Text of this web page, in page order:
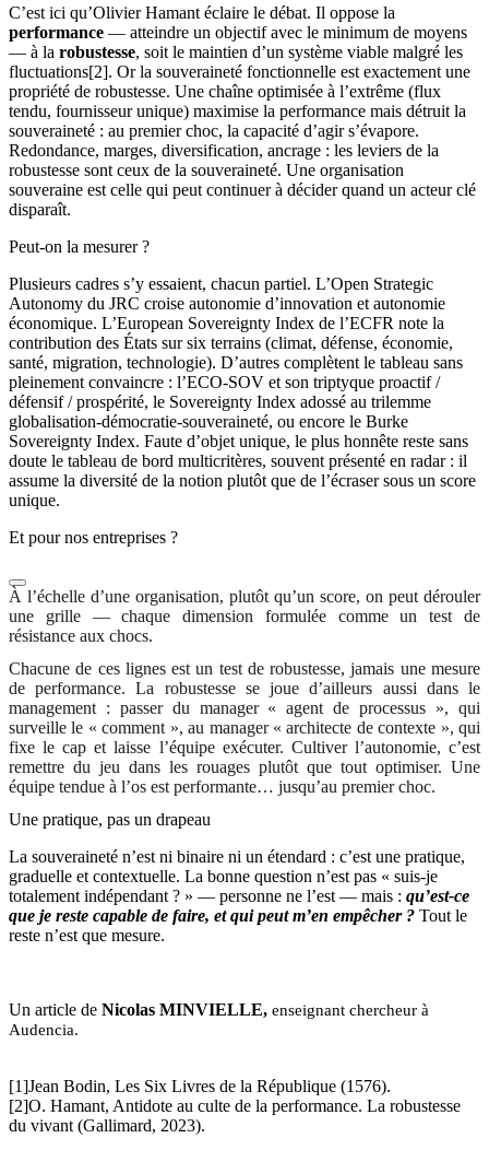
C’est ici qu’Olivier Hamant éclaire le débat. Il oppose la
performance — atteindre un objectif avec le minimum de moyens
— à la robustesse, soit le maintien d’un système viable malgré les
fluctuations[2]. Or la souveraineté fonctionnelle est exactement une
propriété de robustesse. Une chaîne optimisée à l’extrême (flux
tendu, fournisseur unique) maximise la performance mais détruit la
souveraineté : au premier choc, la capacité d’agir s’évapore.
Redondance, marges, diversification, ancrage : les leviers de la
robustesse sont ceux de la souveraineté. Une organisation
souveraine est celle qui peut continuer à décider quand un acteur clé
disparaît.
Peut-on la mesurer ?
Plusieurs cadres s’y essaient, chacun partiel. L’Open Strategic
Autonomy du JRC croise autonomie d’innovation et autonomie
économique. L’European Sovereignty Index de l’ECFR note la
contribution des États sur six terrains (climat, défense, économie,
santé, migration, technologie). D’autres complètent le tableau sans
pleinement convaincre : l’ECO-SOV et son triptyque proactif /
défensif / prospérité, le Sovereignty Index adossé au trilemme
globalisation-démocratie-souveraineté, ou encore le Burke
Sovereignty Index. Faute d’objet unique, le plus honnête reste sans
doute le tableau de bord multicritères, souvent présenté en radar : il
assume la diversité de la notion plutôt que de l’écraser sous un score
unique.
Et pour nos entreprises ?
À l’échelle d’une organisation, plutôt qu’un score, on peut dérouler
une grille — chaque dimension formulée comme un test de
résistance aux chocs.
Chacune de ces lignes est un test de robustesse, jamais une mesure
de performance. La robustesse se joue d’ailleurs aussi dans le
management : passer du manager « agent de processus », qui
surveille le « comment », au manager « architecte de contexte », qui
fixe le cap et laisse l’équipe exécuter. Cultiver l’autonomie, c’est
remettre du jeu dans les rouages plutôt que tout optimiser. Une
équipe tendue à l’os est performante… jusqu’au premier choc.
Une pratique, pas un drapeau
La souveraineté n’est ni binaire ni un étendard : c’est une pratique,
graduelle et contextuelle. La bonne question n’est pas « suis-je
totalement indépendant ? » — personne ne l’est — mais : qu’est-ce
que je reste capable de faire, et qui peut m’en empêcher ? Tout le
reste n’est que mesure.
Un article de Nicolas MINVIELLE, enseignant chercheur à
Audencia.
[1]Jean Bodin, Les Six Livres de la République (1576).
[2]O. Hamant, Antidote au culte de la performance. La robustesse
du vivant (Gallimard, 2023).